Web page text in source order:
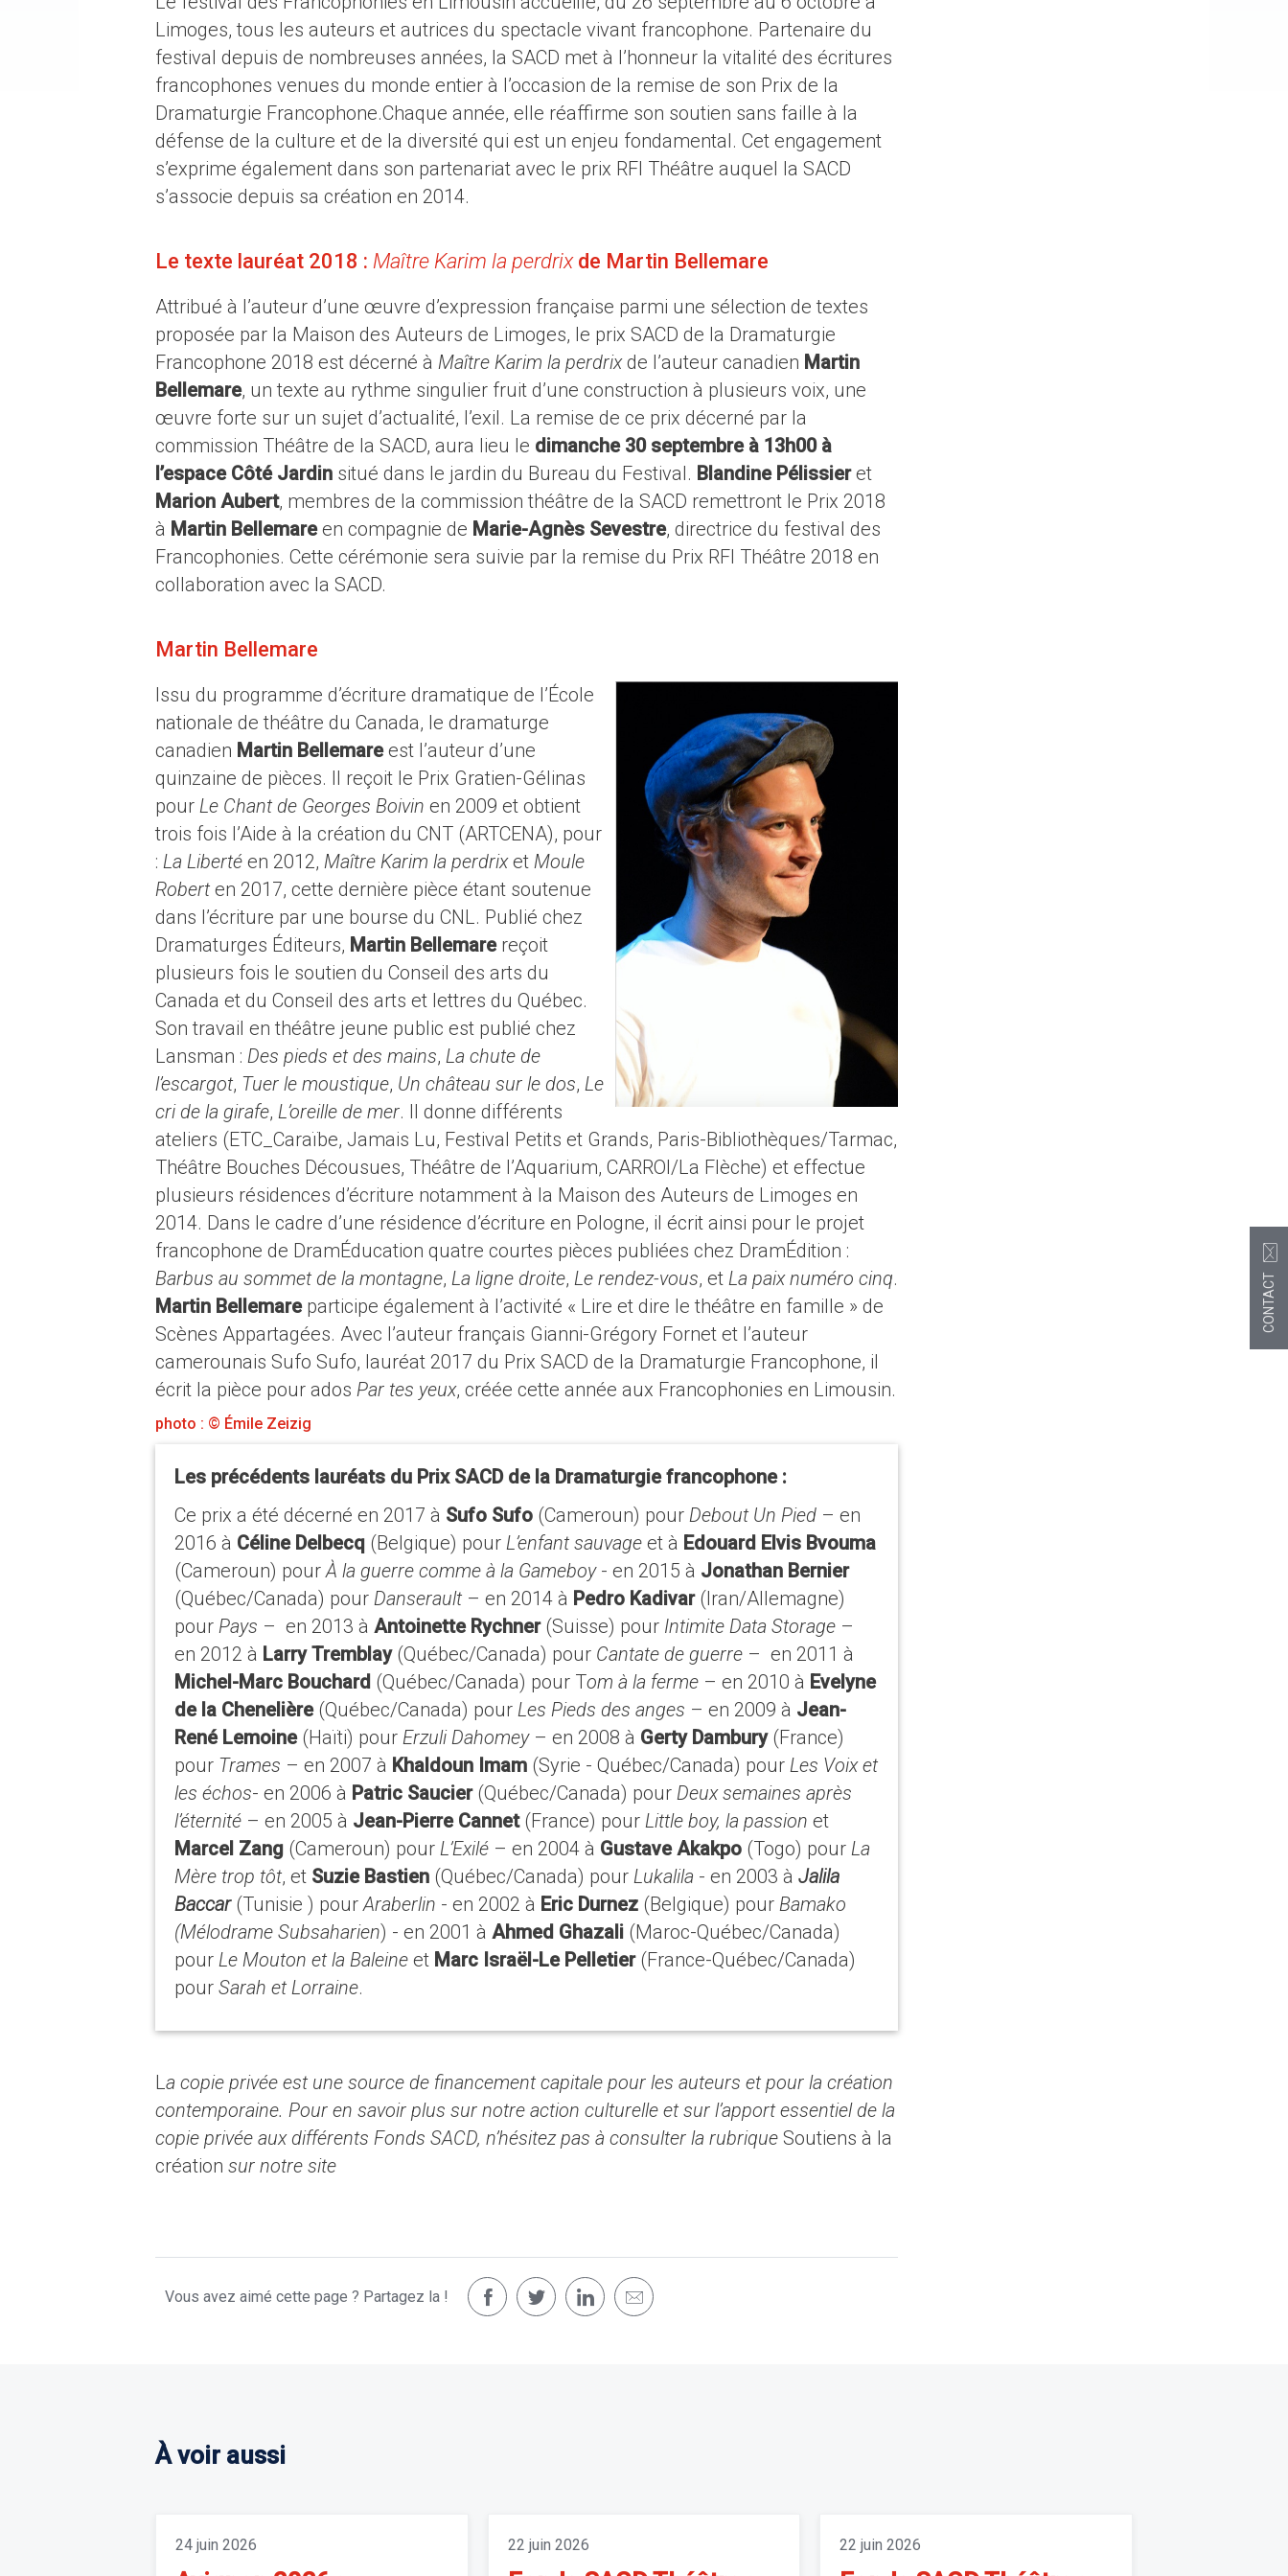
Limoges, tous les auteurs et autrices du spectacle vivant francophone. Partenaire du
festival depuis de nombreuses années, la SACD met à l’honneur la vitalité des écritures
francophones venues du monde entier à l’occasion de la remise de son Prix de la
Dramaturgie Francophone.Chaque année, elle réaffirme son soutien sans faille à la
défense de la culture et de la diversité qui est un enjeu fondamental. Cet engagement
s’exprime également dans son partenariat avec le prix RFI Théâtre auquel la SACD
s’associe depuis sa création en 2014.
Le texte lauréat 2018 : Maître Karim la perdrix de Martin Bellemare
Attribué à l’auteur d’une œuvre d’expression française parmi une sélection de textes
proposée par la Maison des Auteurs de Limoges, le prix SACD de la Dramaturgie
Francophone 2018 est décerné à Maître Karim la perdrixde l’auteur canadien Martin
Bellemare, un texte au rythme singulier fruit d’une construction à plusieurs voix, une
œuvre forte sur un sujet d’actualité, l’exil. La remise de ce prix décerné par la
commission Théâtre de la SACD, aura lieu le dimanche 30 septembre à 13h00 à
l’espace Côté Jardin situé dans le jardin du Bureau du Festival. Blandine Pélissieret
Marion Aubert, membres de la commission théâtre de la SACD remettront le Prix 2018
à Martin Bellemareen compagnie de Marie-Agnès Sevestre, directrice du festival des
Francophonies. Cette cérémonie sera suivie par la remise du Prix RFI Théâtre 2018 en
collaboration avec la SACD.
Martin Bellemare
Issu du programme d’écriture dramatique de l’École
nationale de théâtre du Canada, le dramaturge
canadien Martin Bellemareest l’auteur d’une
quinzaine de pièces. Il reçoit le Prix Gratien-Gélinas
pour Le Chant de Georges Boivin en 2009 et obtient
trois fois l’Aide à la création du CNT (ARTCENA), pour
: La Liberté en 2012, Maître Karim la perdrixet Moule
Robert en 2017, cette dernière pièce étant soutenue
dans l’écriture par une bourse du CNL. Publié chez
Dramaturges Éditeurs, Martin Bellemarereçoit
plusieurs fois le soutien du Conseil des arts du
Canada et du Conseil des arts et lettres du Québec.
Son travail en théâtre jeune public est publié chez
Lansman : Des pieds et des mains, La chute de
l’escargot, Tuer le moustique, Un château sur le dos, Le
cri de la girafe, L’oreille de mer. Il donne différents
ateliers (ETC_Caraïbe, Jamais Lu, Festival Petits et Grands, Paris-Bibliothèques/Tarmac,
Théâtre Bouches Décousues, Théâtre de l’Aquarium, CARROI/La Flèche) et effectue
plusieurs résidences d’écriture notamment à la Maison des Auteurs de Limoges en
2014. Dans le cadre d’une résidence d’écriture en Pologne, il écrit ainsi pour le projet
francophone de DramÉducation quatre courtes pièces publiées chez DramÉdition :
Barbus au sommet de la montagne, La ligne droite, Le rendez-vous, et La paix numéro cinq.
Martin Bellemareparticipe également à l’activité « Lire et dire le théâtre en famille » de
Scènes Appartagées. Avec l’auteur français Gianni-Grégory Fornet et l’auteur
camerounais Sufo Sufo, lauréat 2017 du Prix SACD de la Dramaturgie Francophone, il
écrit la pièce pour ados Par tes yeux, créée cette année aux Francophonies en Limousin.
photo : © Émile Zeizig
Les précédents lauréats du Prix SACD de la Dramaturgie francophone :
Ce prix a été décerné en 2017 à Sufo Sufo (Cameroun) pour Debout Un Pied – en
2016 à Céline Delbecq (Belgique) pour L’enfant sauvage et à Edouard Elvis Bvouma
(Cameroun) pourÀ la guerre comme à la Gameboy- en 2015 à Jonathan Bernier
(Québec/Canada) pour Danserault – en 2014 à Pedro Kadivar(Iran/Allemagne)
pour Pays – en 2013 à Antoinette Rychner (Suisse) pour Intimite Data Storage –
en 2012 à Larry Tremblay(Québec/Canada) pour Cantate de guerre – en 2011 à
Michel-Marc Bouchard (Québec/Canada) pour Tom à la ferme – en 2010 à Evelyne
de la Chenelière(Québec/Canada) pour Les Pieds des anges – en 2009 à Jean-
René Lemoine(Haïti) pour Erzuli Dahomey– en 2008 à Gerty Dambury(France)
pour Trames – en 2007 à Khaldoun Imam (Syrie - Québec/Canada) pour Les Voix et
les échos- en 2006 à Patric Saucier (Québec/Canada) pour Deux semaines après
l’éternité – en 2005 à Jean-Pierre Cannet(France) pour Little boy, la passion et
Marcel Zang (Cameroun) pour L’Exilé – en 2004 à Gustave Akakpo (Togo) pour La
Mère trop tôt, et Suzie Bastien (Québec/Canada) pour Lukalila - en 2003 à Jalila
Baccar (Tunisie ) pourAraberlin - en 2002 à Eric Durnez (Belgique) pour Bamako
(Mélodrame Subsaharien) - en 2001 à Ahmed Ghazali (Maroc-Québec/Canada)
pour Le Mouton et la Baleine et Marc Israël-Le Pelletier (France-Québec/Canada)
pour Sarah et Lorraine.
La copie privée est une source de financement capitale pour les auteurs et pour la création
contemporaine. Pour en savoir plus sur notre action culturelle et sur l’apport essentiel de la
copie privée aux différents Fonds SACD, n’hésitez pas à consulter la rubrique Soutiens à la
création sur notre site
Vous avez aimé cette page ? Partagez la !
À voir aussi
24 juin 2026 22 juin 2026 22 juin 2026
CONTACT